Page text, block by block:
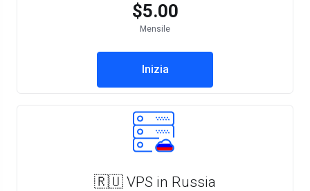
$5.00
Mensile
Inizia
🇷🇺 VPS in Russia